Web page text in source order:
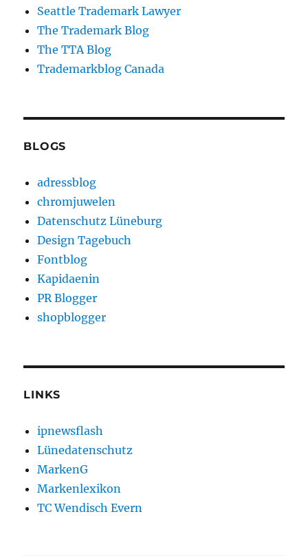
Seattle Trademark Lawyer
The Trademark Blog
The TTA Blog
Trademarkblog Canada
BLOGS
adressblog
chromjuwelen
Datenschutz Lüneburg
Design Tagebuch
Fontblog
Kapidaenin
PR Blogger
shopblogger
LINKS
ipnewsflash
Lünedatenschutz
MarkenG
Markenlexikon
TC Wendisch Evern